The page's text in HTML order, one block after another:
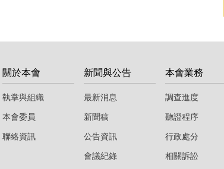
關於本會
執掌與組織
本會委員
聯絡資訊
新聞與公告
最新消息
新聞稿
公告資訊
會議紀錄
本會業務
調查進度
聽證程序
行政處分
相關訴訟